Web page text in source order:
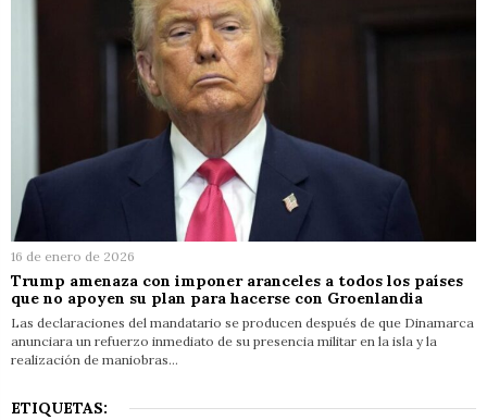
16 de enero de 2026
Trump amenaza con imponer aranceles a todos los países
que no apoyen su plan para hacerse con Groenlandia
Las declaraciones del mandatario se producen después de que Dinamarca
anunciara un refuerzo inmediato de su presencia militar en la isla y la
realización de maniobras…
ETIQUETAS: